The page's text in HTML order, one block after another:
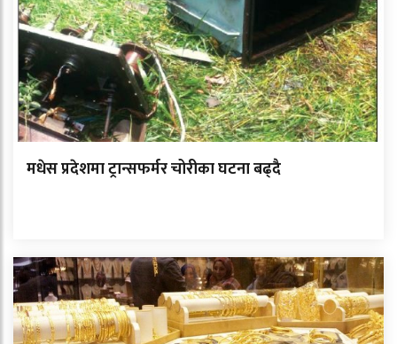
मधेस प्रदेशमा ट्रान्सफर्मर चोरीका घटना बढ्दै